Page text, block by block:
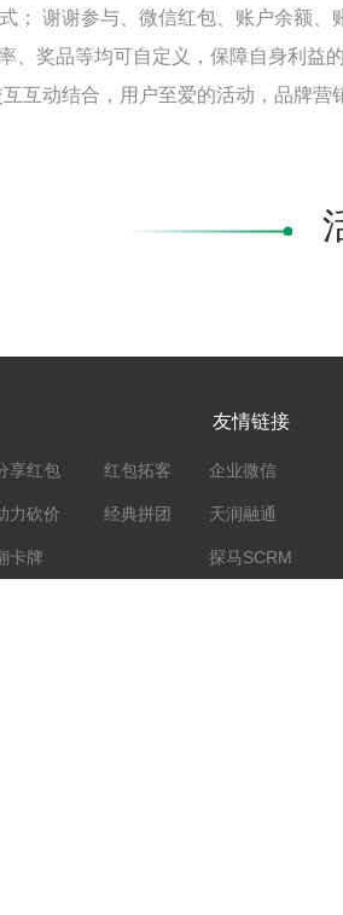
； 谢谢参与、微信红包、账户余额
、奖品等均可自定义，保障自身利益
互动结合，用户至爱的活动，品牌
享红包 红包拓客
力砍价 经典拼团
卡牌
友情链接
企业微信
天润融通
探马SCRM